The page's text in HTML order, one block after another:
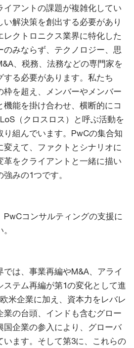
イアントの課題が複雑化してい
い解決策を創出する必要があり
レクトロニクス業界に特化した
のみならず、テクノロジー、思
、税務、法務などの専門家を
る必要があります。私たち
枠を超え、メンバーやメンバー
機能を掛け合わせ、横断的にコ
（クロスロス）と呼ぶ活動を
り組んでいます。PwCの集合知
変えて、ファクトとシナリオに
革をクライアントと一緒に描い
みの1つです。
PwCコンサルティングの支援に
は、事業再編やM&A、アライ
ステム再編が第1の変化として進
米企業に加え、資本力をレバレ
業の台頭、インドも含むグロー
国企業の参入により、グローバ
います。そして第3に、これらの